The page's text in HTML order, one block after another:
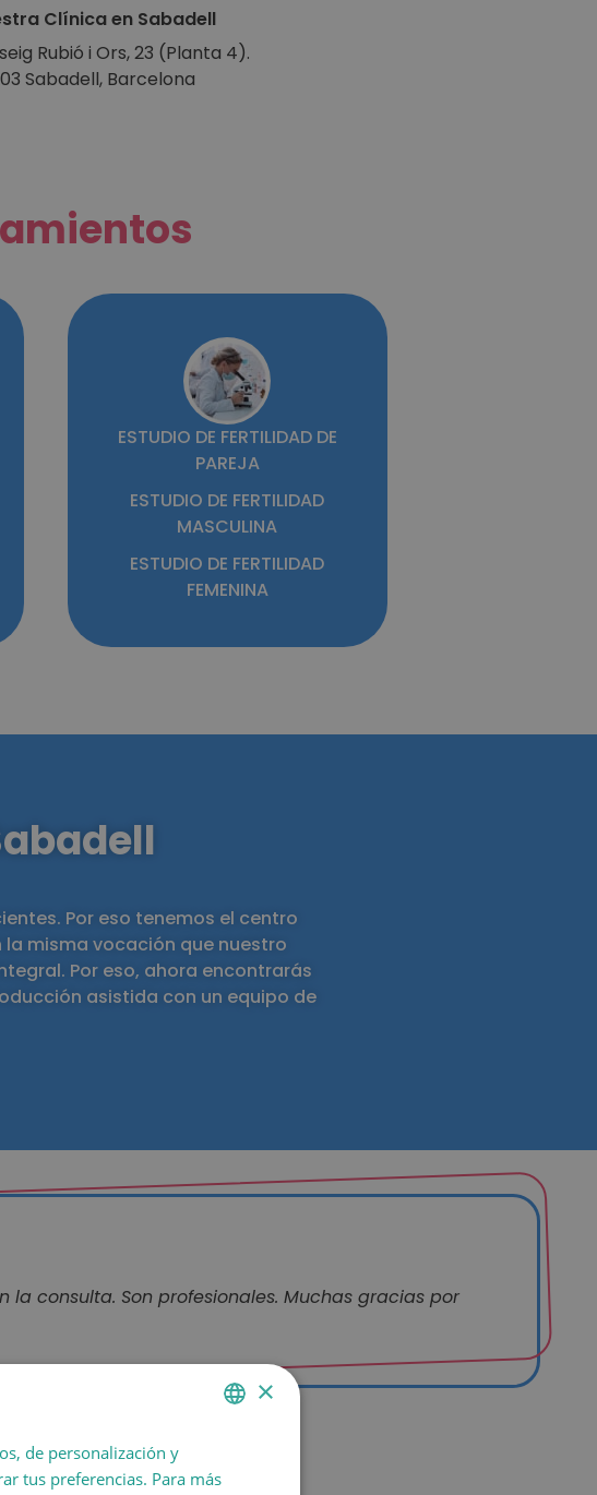
Clínica en Sabadell
Rubió i Ors, 23 (Planta 4).
Sabadell, Barcelona
ESTUDIO DE FERTILIDAD DE
PAREJA
ESTUDIO DE FERTILIDAD
MASCULINA
ESTUDIO DE FERTILIDAD
FEMENINA
Por eso tenemos el centro
la misma vocación que nuestro
Por eso, ahora encontrarás
asistida con un equipo de
consulta. Son profesionales. Muchas gracias por
CATALÀ
×
de personalización y
tus preferencias. Para más